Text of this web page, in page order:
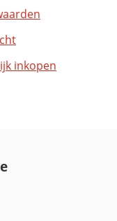
inkopen